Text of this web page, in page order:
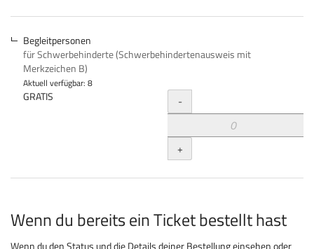
Begleitpersonen
für Schwerbehinderte (Schwerbehindertenausweis mit
Merkzeichen B)
Aktuell verfügbar: 8
GRATIS Menge
-
+
Wenn du bereits ein Ticket bestellt hast